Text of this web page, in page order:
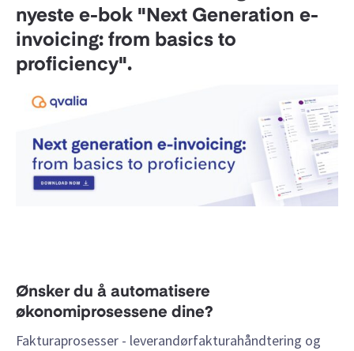
nyeste e-bok "Next Generation e-
invoicing: from basics to
proficiency".
Ønsker du å automatisere
økonomiprosessene dine?
Fakturaprosesser - leverandørfakturahåndtering og